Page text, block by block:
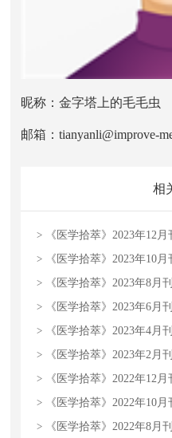
昵称：金字塔上的毛毛虫
邮箱：tianyanli@improve-
相
>《医学拾萃》2023年12月刊：血栓弹
>《医学拾萃》2023年10月刊
>《医学拾萃》2023年8月刊：
>《医学拾萃》2023年6月刊
>《医学拾萃》2023年4月刊：血栓
>《医学拾萃》2023年2月刊
>《医学拾萃》2022年12月刊：血栓弹力图与
>《医学拾萃》2022年10月刊：血
>《医学拾萃》2022年8月刊：